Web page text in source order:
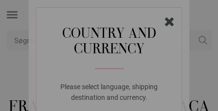
COUNTRY AND
CURRENCY
Please select language, shipping
destination and currency.
FILATI STUDIO